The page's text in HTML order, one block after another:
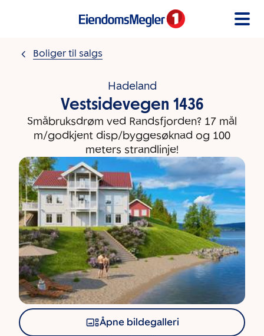
Boliger til salgs
Hadeland
Vestsidevegen 1436
Småbruksdrøm ved Randsfjorden? 17 mål
m/godkjent disp/byggesøknad og 100
meters strandlinje!
Åpne bildegalleri